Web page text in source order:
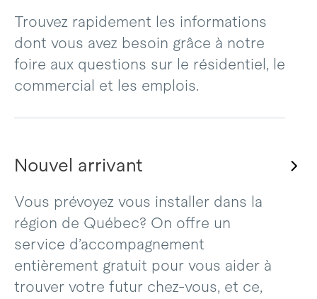
Trouvez rapidement les informations
dont vous avez besoin grâce à notre
foire aux questions sur le résidentiel, le
commercial et les emplois.
Nouvel arrivant
Vous prévoyez vous installer dans la
région de Québec? On offre un
service d’accompagnement
entièrement gratuit pour vous aider à
trouver votre futur chez-vous, et ce,